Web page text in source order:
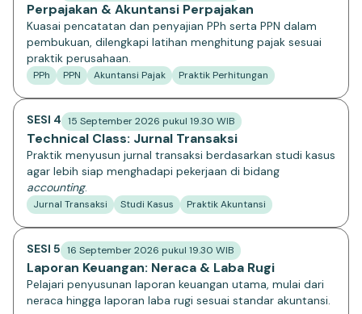
Perpajakan & Akuntansi Perpajakan
Kuasai pencatatan dan penyajian PPh serta PPN dalam
pembukuan, dilengkapi latihan menghitung pajak sesuai
praktik perusahaan.
PPh PPN Akuntansi Pajak Praktik Perhitungan
SESI 4 15 September 2026 pukul 19.30 WIB
Technical Class: Jurnal Transaksi
Praktik menyusun jurnal transaksi berdasarkan studi kasus
agar lebih siap menghadapi pekerjaan di bidang
accounting.
Jurnal Transaksi Studi Kasus Praktik Akuntansi
SESI 5 16 September 2026 pukul 19.30 WIB
Laporan Keuangan: Neraca & Laba Rugi
Pelajari penyusunan laporan keuangan utama, mulai dari
neraca hingga laporan laba rugi sesuai standar akuntansi.